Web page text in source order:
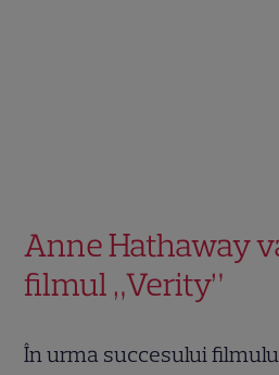
Anne Hathaway
filmul „Verity”
În urma succesului